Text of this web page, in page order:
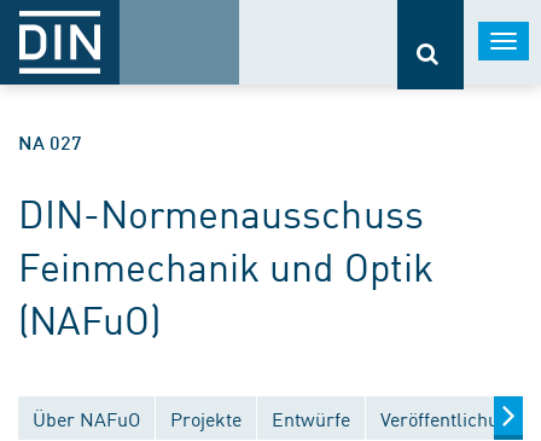
NA 027
DIN-Normenausschuss
Feinmechanik und Optik
(NAFuO)
Über NAFuO Projekte Entwürfe Veröffentlichungen